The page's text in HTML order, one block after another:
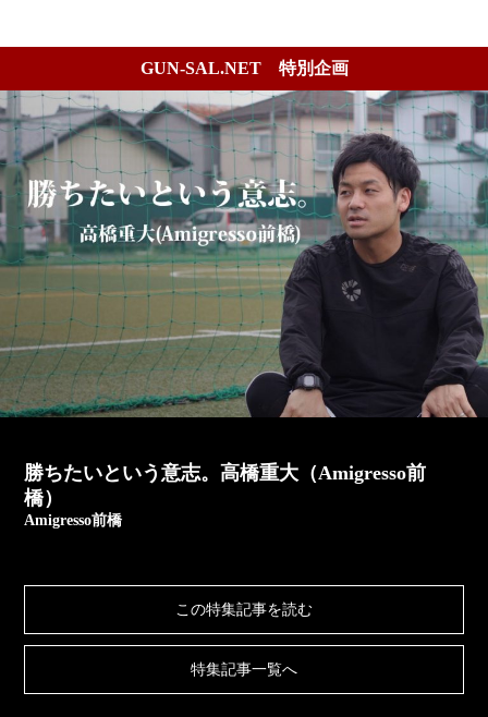
GUN-SAL.NET 特別企画
勝ちたいという意志。高橋重大（Amigresso前
橋）
Amigresso前橋
この特集記事を読む
特集記事一覧へ